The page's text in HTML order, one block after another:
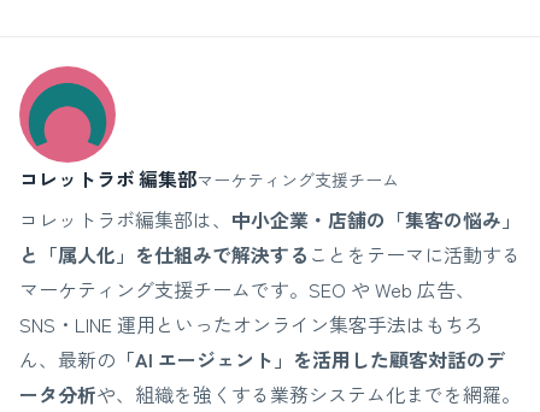
コレットラボ 編集部マーケティング支援チーム
コレットラボ編集部は、 中小企業・店舗の「集客の悩み」
と「属人化」を仕組みで解決する ことをテーマに活動する
マーケティング支援チームです。SEO や Web 広告、
SNS・LINE 運用といったオンライン集客手法はもちろ
ん、最新の 「AI エージェント」を活用した顧客対話のデ
ータ分析や、組織を強くする業務システム化までを網羅。